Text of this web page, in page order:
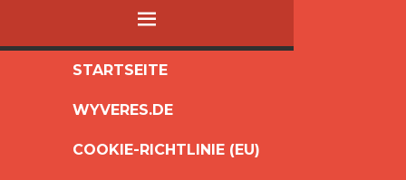
MENÜ
SPRINGEN
STARTSEITE
WYVERES.DE
COOKIE-RICHTLINIE (EU)